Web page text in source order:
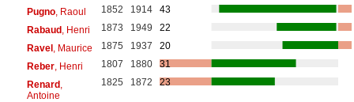
Pugno, Raoul 1852 1914
43
Rabaud, Henri 1873 1949
22
Ravel, Maurice 1875 1937
20
Reber, Henri 1807 1880
31
Renard,
Antoine
1825 1872 23